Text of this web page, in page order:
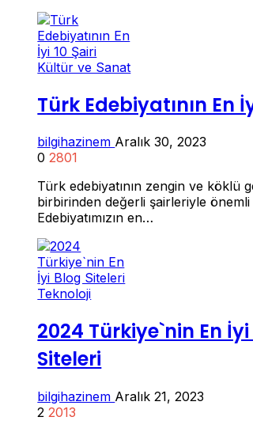
Kültür ve Sanat
Türk Edebiyatının En
bilgihazinem Aralık 30, 2023
0 2801
Türk edebiyatının zengin ve köklü
birbirinden değerli şairleriyle
Edebiyatımızın en…
Teknoloji
2024 Türkiye`nin En
Siteleri
bilgihazinem Aralık 21, 2023
2 2013